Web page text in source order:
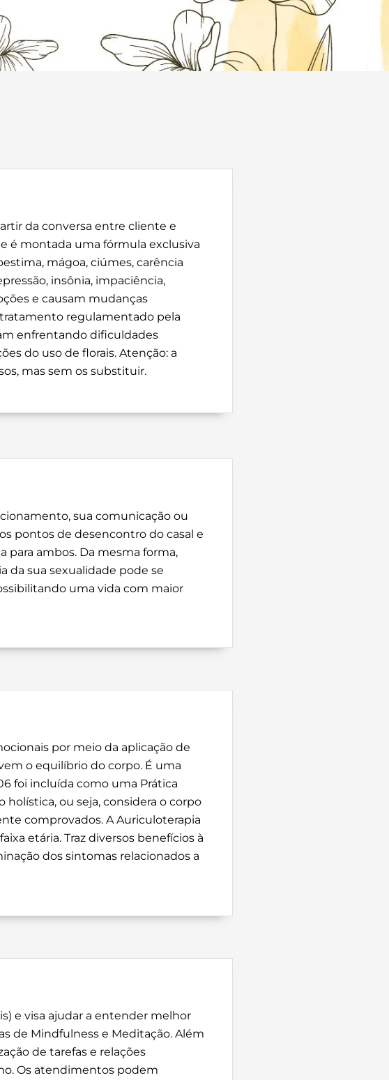
da conversa entre cliente e
é montada uma fórmula exclusiva
mágoa, ciúmes, carência
insônia, impaciência,
e causam mudanças
regulamentado pela
enfrentando dificuldades
do uso de florais. Atenção: a
mas sem os substituir.
sua comunicação ou
pontos de desencontro do casal e
para ambos. Da mesma forma,
da sua sexualidade pode se
uma vida com maior
por meio da aplicação de
o equilíbrio do corpo. É uma
foi incluída como uma Prática
ou seja, considera o corpo
comprovados. A Auriculoterapia
etária. Traz diversos benefícios à
dos sintomas relacionados a
e visa ajudar a entender melhor
de Mindfulness e Meditação. Além
de tarefas e relações
Os atendimentos podem